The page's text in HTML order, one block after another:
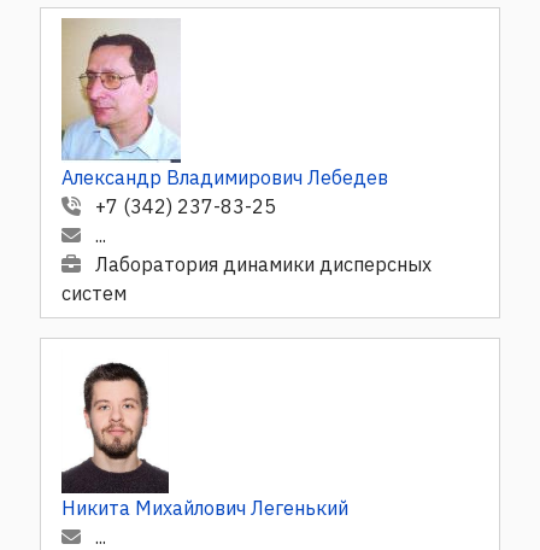
Александр Владимирович Лебедев
+7 (342) 237-83-25
...
Лаборатория динамики дисперсных
систем
Никита Михайлович Легенький
...